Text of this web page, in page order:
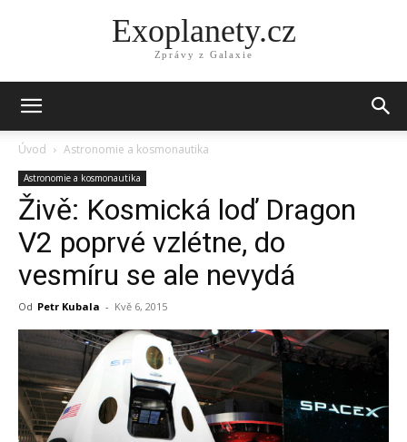
Exoplanety.cz
Zprávy z Galaxie
Úvod Astronomie a kosmonautika
Astronomie a kosmonautika
Živě: Kosmická loď Dragon
V2 poprvé vzlétne, do
vesmíru se ale nevydá
Od Petr Kubala - Kvě 6, 2015